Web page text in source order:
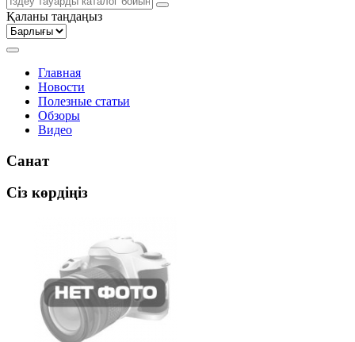
Қаланы таңдаңыз
Главная
Новости
Полезные статьи
Обзоры
Видео
Санат
Сіз көрдіңіз